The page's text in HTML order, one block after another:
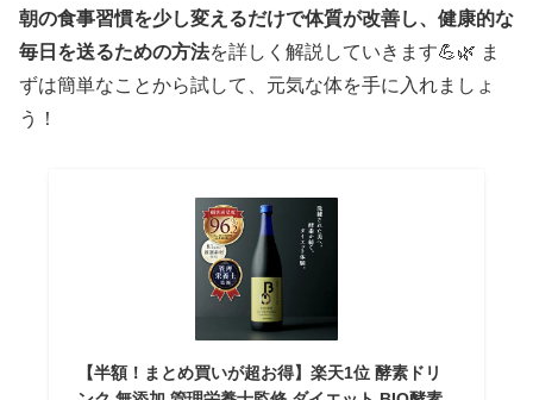
朝の食事習慣を少し変えるだけで体質が改善し、健康的な
毎日を送るための方法を詳しく解説していきます💪🌿 ま
ずは簡単なことから試して、元気な体を手に入れましょ
う！
【半額！まとめ買いが超お得】楽天1位 酵素ドリ